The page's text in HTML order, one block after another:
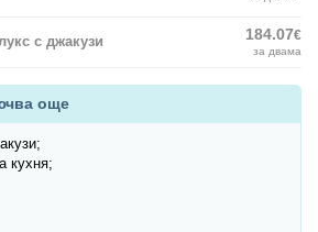
с джакузи 184.07€
за двама
още
кухня;